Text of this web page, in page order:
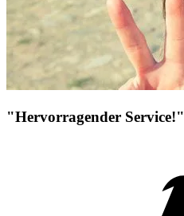
"Hervorragender Service!"